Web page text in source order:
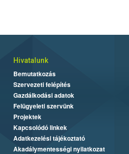
Hivatalunk
Bemutatkozás
Szervezeti felépítés
Gazdálkodási adatok
Felügyeleti szervünk
Projektek
Kapcsolódó linkek
Adatkezelési tájékoztató
Akadálymentességi nyilatkozat